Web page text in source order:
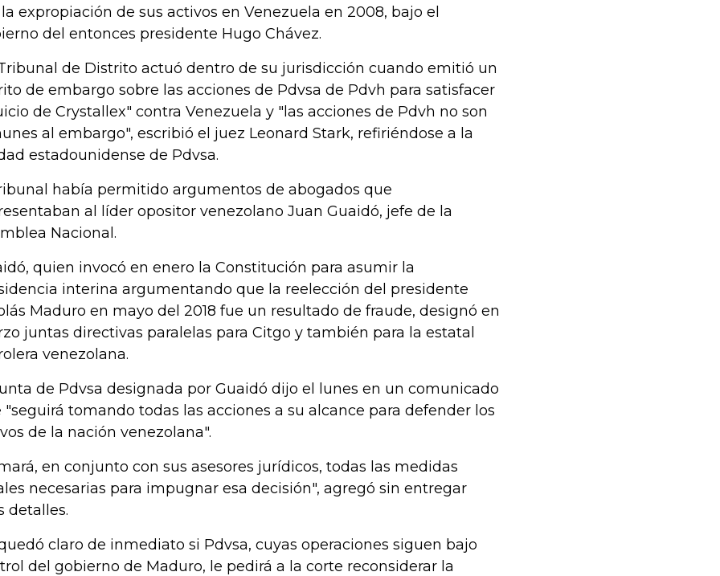
expropiación de sus activos en Venezuela en 2008, bajo el
del entonces presidente Hugo Chávez.
de Distrito actuó dentro de su jurisdicción cuando emitió un
de embargo sobre las acciones de Pdvsa de Pdvh para satisfacer
de Crystallex" contra Venezuela y "las acciones de Pdvh no son
al embargo", escribió el juez Leonard Stark, refiriéndose a la
estadounidense de Pdvsa.
había permitido argumentos de abogados que
al líder opositor venezolano Juan Guaidó, jefe de la
Nacional.
quien invocó en enero la Constitución para asumir la
interina argumentando que la reelección del presidente
Maduro en mayo del 2018 fue un resultado de fraude, designó en
juntas directivas paralelas para Citgo y también para la estatal
venezolana.
de Pdvsa designada por Guaidó dijo el lunes en un comunicado
"seguirá tomando todas las acciones a su alcance para defender los
de la nación venezolana".
en conjunto con sus asesores jurídicos, todas las medidas
necesarias para impugnar esa decisión", agregó sin entregar
detalles.
claro de inmediato si Pdvsa, cuyas operaciones siguen bajo
del gobierno de Maduro, le pedirá a la corte reconsiderar la